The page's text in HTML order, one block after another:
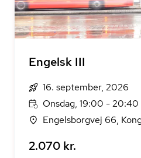
Engelsk III
16. september, 2026
Onsdag, 19:00 - 20:40
Engelsborgvej 66,
2.070 kr.